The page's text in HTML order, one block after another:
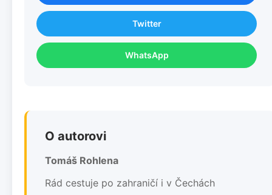
Twitter
WhatsApp
O autorovi
Tomáš Rohlena
Rád cestuje po zahraničí i v Čechách